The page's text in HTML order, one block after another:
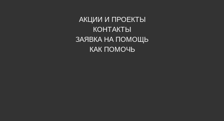
АКЦИИ И ПРОЕКТЫ
КОНТАКТЫ
ЗАЯВКА НА ПОМОЩЬ
КАК ПОМОЧЬ